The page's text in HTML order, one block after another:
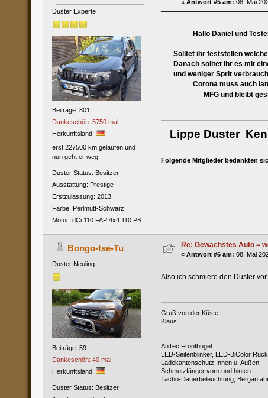
Duster Experte
Beiträge: 801
Dankeschön: 5750 mal
Herkunftsland:
erst 227500 km gelaufen und
nun geht er weg
Duster Status: Besitzer
Ausstattung: Prestige
Erstzulassung: 2013
Farbe: Perlmutt-Schwarz
Motor: dCi 110 FAP 4x4 110 PS
« Antwort #5 am: 08. Mai
Hallo Daniel und
Solltet ihr feststellen
Danach solltet ihr es mit
und weniger Sprit
Corona muss auch lange
MFG und bleibt
Lippe Duster
Folgende Mitglieder bedankten
Bongo-tse-Tu
Duster Neuling
Beiträge: 59
Dankeschön: 40 mal
Herkunftsland:
Duster Status: Besitzer
Re: Gewachstes Auto =
« Antwort #6 am: 08. Mai
Also ich schmiere den Duster
Gruß von der Küste,
Klaus
AnTec Frontbügel
LED-Seitenblinker, LED-BiColor
Ladekantenschutz Innen u. Außen
Schmutzfänger vorn und hinten
Tacho-Dauerbeleuchtung,